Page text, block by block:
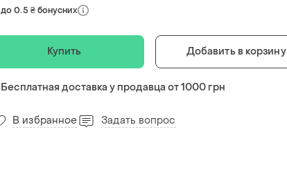
до 0.5 ₴ бонусних
Купить Добавить в корзину
Бесплатная доставка у продавца от 1000 грн
В избранное Задать вопрос